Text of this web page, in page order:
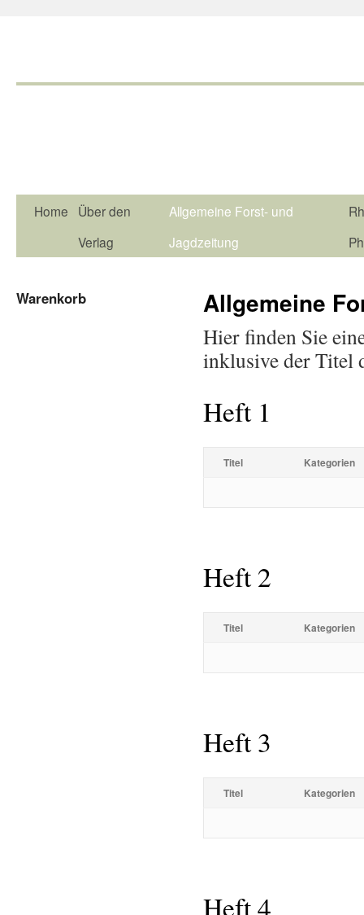
Home
Über den
Verlag
Allgemeine Forst- und
Jagdzeitung
Allgemeine
Hier finden Sie
inklusive der Titel
Heft 1
Titel Kategorien
Heft 2
Titel Kategorien
Heft 3
Titel Kategorien
Heft 4
Warenkorb